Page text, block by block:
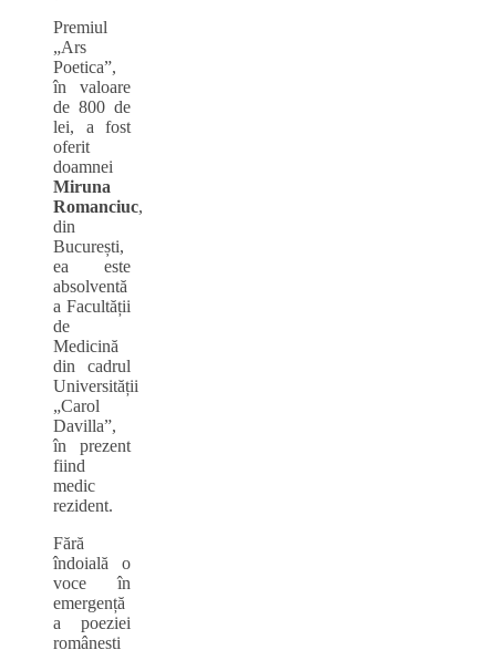
Premiul
„Ars
Poetica”,
în valoare
de 800 de
lei, a fost
oferit
doamnei
Miruna
Romanciuc,
din
București,
ea este
absolventă
a Facultății
de
Medicină
din cadrul
Universității
„Carol
Davilla”,
în prezent
fiind
medic
rezident.
Fără
îndoială o
voce în
emergență
a poeziei
românești